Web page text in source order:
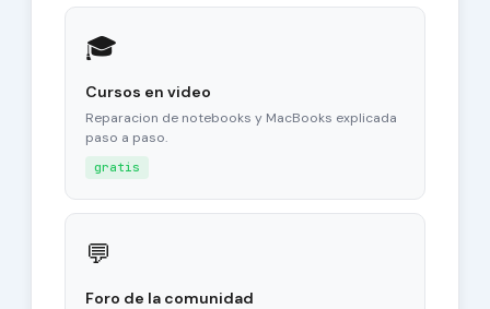
🎓
Cursos en video
Reparacion de notebooks y MacBooks explicada
paso a paso.
gratis
💬
Foro de la comunidad